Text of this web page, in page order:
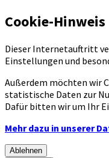
Cookie-Hinweis
Dieser Internetauftritt
Einstellungen und
Außerdem möchten wir
statistische Daten zur
Dafür bitten wir um Ihr
Mehr dazu in unserer
Ablehnen